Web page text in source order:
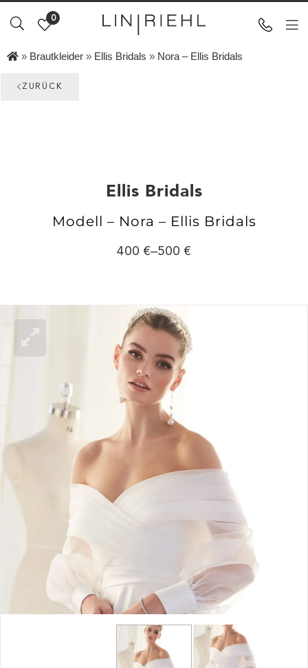
0
» Brautkleider » Ellis Bridals » Nora – Ellis Bridals
ZURÜCK
Ellis Bridals
Modell – Nora – Ellis Bridals
400 –500